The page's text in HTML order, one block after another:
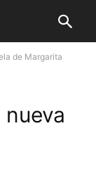
de Margarita